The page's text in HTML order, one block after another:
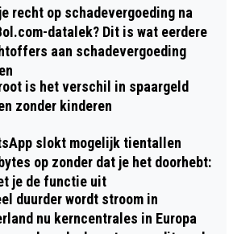
recht op schadevergoeding na
datalek? Dit is wat eerdere
aan schadevergoeding
is het verschil in spaargeld
zonder kinderen
slokt mogelijk tientallen
op zonder dat je het doorhebt:
je de functie uit
duurder wordt stroom in
nu kerncentrales in Europa